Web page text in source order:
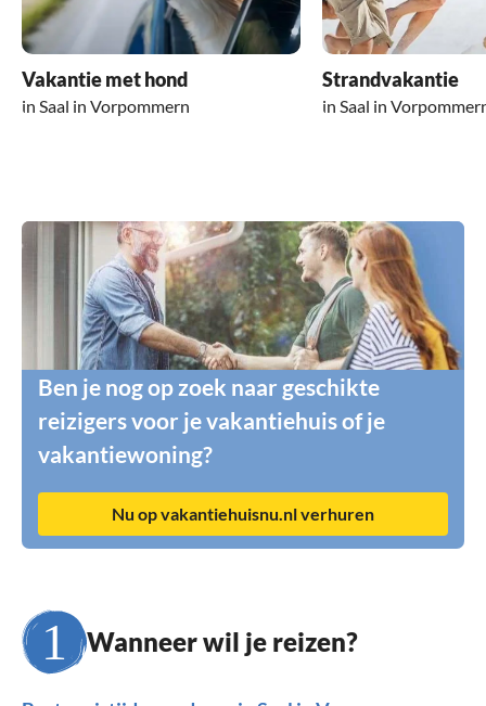
Vakantie met hond
in Saal in Vorpommern
Strandvakantie
in Saal in
Ben je nog op zoek naar geschikte
reizigers voor je vakantiehuis of je
vakantiewoning?
Nu op vakantiehuisnu.nl verhuren
Wanneer wil je reizen?